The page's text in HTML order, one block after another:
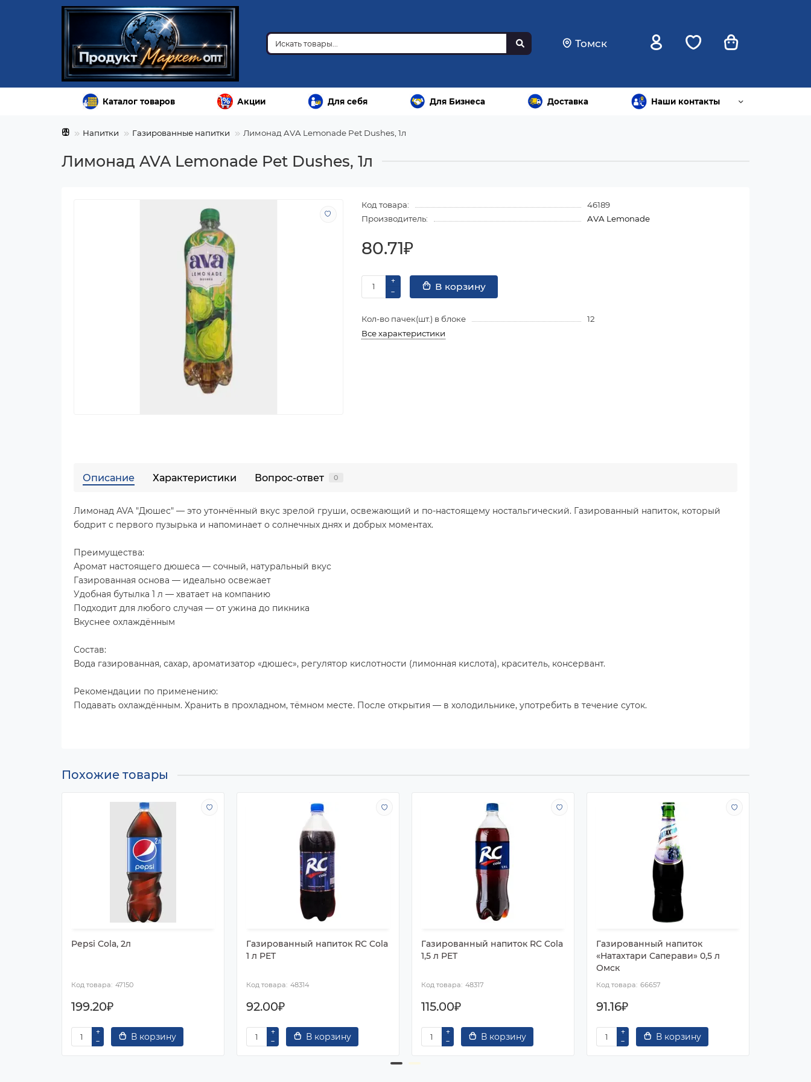
Томск
Каталог товаров Акции Для себя Для Бизнеса Доставка Наши контакты
Напитки Газированные напитки Лимонад AVA Lemonade Pet Dushes, 1л
Лимонад AVA Lemonade Pet Dushes, 1л
Код товара:
46189
Производитель:
AVA Lemonade
80.71₽
В корзину
Кол-во пачек(шт.) в блоке
12
Все характеристики
Описание Характеристики Вопрос-ответ 0
Лимонад AVA "Дюшес" — это утончённый вкус зрелой груши, освежающий и по-настоящему ностальгический. Газированный напиток, который
бодрит с первого пузырька и напоминает о солнечных днях и добрых моментах.
Преимущества:
Аромат настоящего дюшеса — сочный, натуральный вкус
Газированная основа — идеально освежает
Удобная бутылка 1 л — хватает на компанию
Подходит для любого случая — от ужина до пикника
Вкуснее охлаждённым
Состав:
Вода газированная, сахар, ароматизатор «дюшес», регулятор кислотности (лимонная кислота), краситель, консервант.
Рекомендации по применению:
Подавать охлаждённым. Хранить в прохладном, тёмном месте. После открытия — в холодильнике, употребить в течение суток.
Похожие товары
Pepsi Cola, 2л
47150
199.20₽
В корзину
Газированный напиток RC Cola
1 л PET
48314
92.00₽
В корзину
Газированный напиток RC Cola
1,5 л PET
48317
115.00₽
В корзину
Газированный напиток
«Натахтари Саперави» 0,5 л
Омск
66657
91.16₽
В корзину